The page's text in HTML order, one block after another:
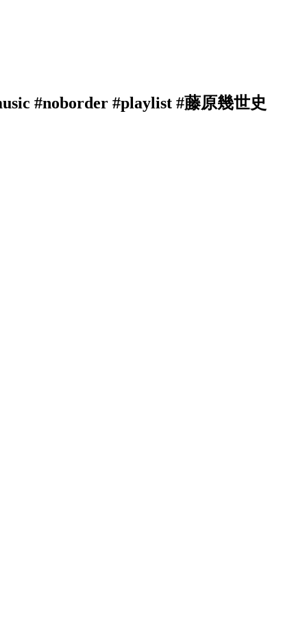
#noborder #playlist #藤原幾世史